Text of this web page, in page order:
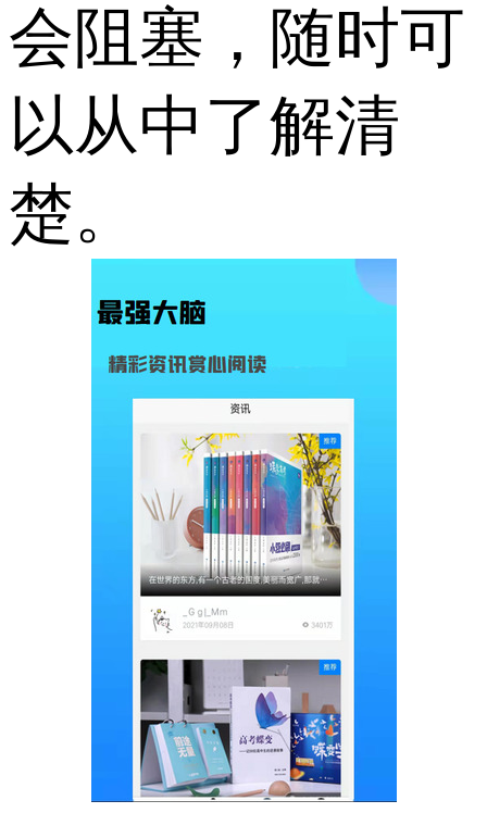
会阻塞，随时可
以从中了解清
楚。